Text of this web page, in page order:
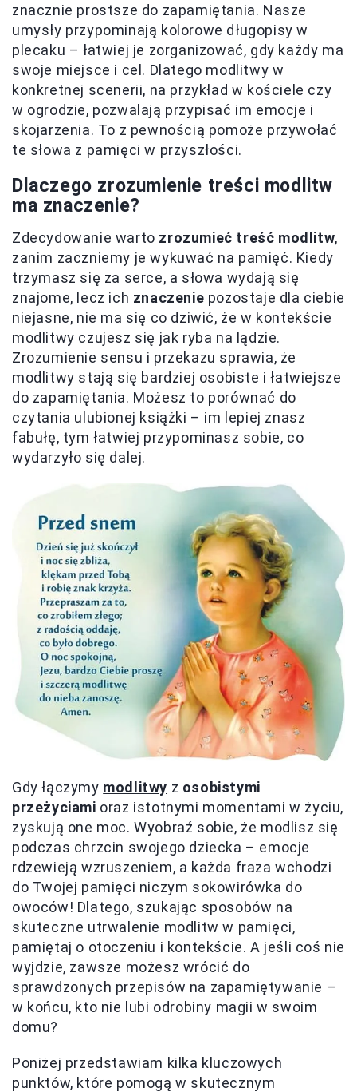
znacznie prostsze do zapamiętania. Nasze
umysły przypominają kolorowe długopisy w
plecaku – łatwiej je zorganizować, gdy każdy ma
swoje miejsce i cel. Dlatego modlitwy w
konkretnej scenerii, na przykład w kościele czy
w ogrodzie, pozwalają przypisać im emocje i
skojarzenia. To z pewnością pomoże przywołać
te słowa z pamięci w przyszłości.
Dlaczego zrozumienie treści modlitw
ma znaczenie?
Zdecydowanie warto zrozumieć treść modlitw,
zanim zaczniemy je wykuwać na pamięć. Kiedy
trzymasz się za serce, a słowa wydają się
znajome, lecz ich znaczenie pozostaje dla ciebie
niejasne, nie ma się co dziwić, że w kontekście
modlitwy czujesz się jak ryba na lądzie.
Zrozumienie sensu i przekazu sprawia, że
modlitwy stają się bardziej osobiste i łatwiejsze
do zapamiętania. Możesz to porównać do
czytania ulubionej książki – im lepiej znasz
fabułę, tym łatwiej przypominasz sobie, co
wydarzyło się dalej.
Gdy łączymy modlitwy z osobistymi
przeżyciami oraz istotnymi momentami w życiu,
zyskują one moc. Wyobraź sobie, że modlisz się
podczas chrzcin swojego dziecka – emocje
rdzewieją wzruszeniem, a każda fraza wchodzi
do Twojej pamięci niczym sokowirówka do
owoców! Dlatego, szukając sposobów na
skuteczne utrwalenie modlitw w pamięci,
pamiętaj o otoczeniu i kontekście. A jeśli coś nie
wyjdzie, zawsze możesz wrócić do
sprawdzonych przepisów na zapamiętywanie –
w końcu, kto nie lubi odrobiny magii w swoim
domu?
Poniżej przedstawiam kilka kluczowych
punktów, które pomogą w skutecznym